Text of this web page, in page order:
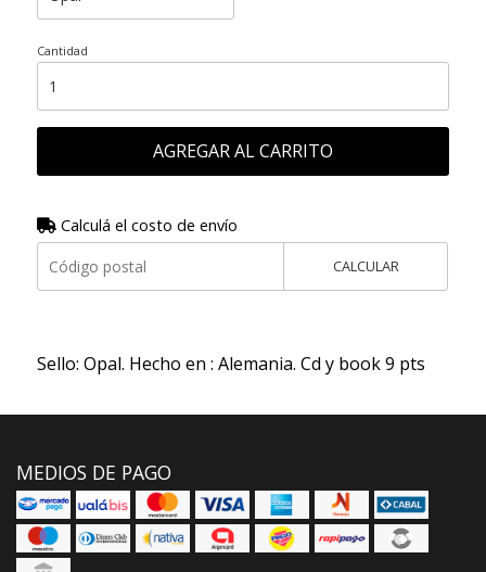
Cantidad
AGREGAR AL CARRITO
Calculá el costo de envío
CALCULAR
Sello: Opal. Hecho en : Alemania. Cd y book 9 pts
MEDIOS DE PAGO